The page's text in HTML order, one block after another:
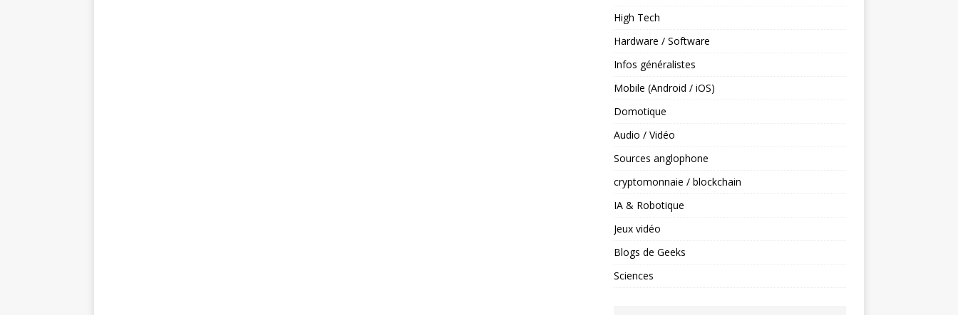
High Tech
Hardware / Software
Infos généralistes
Mobile (Android / iOS)
Domotique
Audio / Vidéo
Sources anglophone
cryptomonnaie / blockchain
IA & Robotique
Jeux vidéo
Blogs de Geeks
Sciences